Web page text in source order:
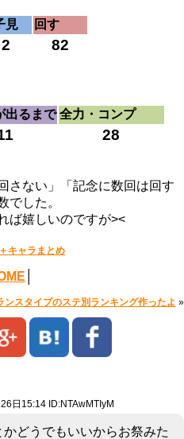
見 回す
2 82
出るまで 全力・コンプ
28
さない」「記念に数回は回す
でした。
ば嬉しいのですが><
キャラまとめ
ンスタイプのステ別ランキング作ったよ »
日15:14 ID:NTAwMTIyM
どうでもいいからお祭みた